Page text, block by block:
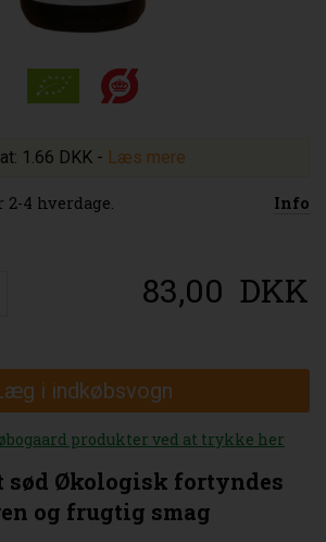
1.66 DKK - Læs mere
4 hverdage. Info
83,00 DKK
i indkøbsvogn
produkter ved at trykke her
sød Økologisk fortyndes
og frugtig smag